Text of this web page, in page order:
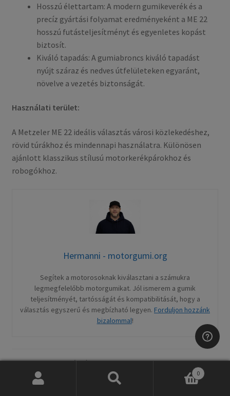
Hosszú élettartam: A modern gumikeverék és a
precíz gyártási folyamat eredményeként a ME 22
hosszú futásteljesítményt és egyenletes kopást
biztosít.​
Kiváló tapadás: A gumiabroncs kiváló tapadást
nyújt száraz és nedves útfelületeken egyaránt,
növelve a vezetés biztonságát.​
Használati terület:
A Metzeler ME 22 ideális választás városi közlekedéshez,
rövid túrákhoz és mindennapi használatra. Különösen
ajánlott klasszikus stílusú motorkerékpárokhoz és
robogókhoz.​
Hermanni - motorgumi.org
Segítek a motorosoknak kiválasztani a számukra
legmegfelelőbb motorgumikat. Jól ismerem a gumik
teljesítményét, tartósságát és kompatibilitását, hogy a
választás egyszerű és megbízható legyen. Forduljon hozzánk
bizalommal!
Category:Motorkerékpár gumi Metzeler
ME22 Metzeler ME 22 – Klasszikus túragumi,
motorgumi
Keresés
0